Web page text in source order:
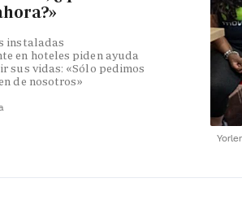
instaladas
en hoteles piden ayuda
sus vidas: «Sólo pedimos
de nosotros»